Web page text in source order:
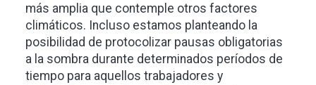
más amplia que contemple otros factores
climáticos. Incluso estamos planteando la
posibilidad de protocolizar pausas obligatorias
a la sombra durante determinados períodos de
tiempo para aquellos trabajadores y